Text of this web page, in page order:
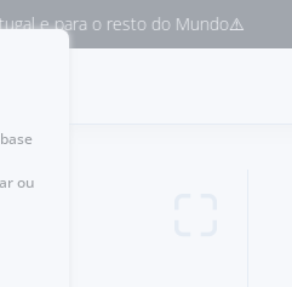
para o resto do Mundo⚠️ ⚠️
ou